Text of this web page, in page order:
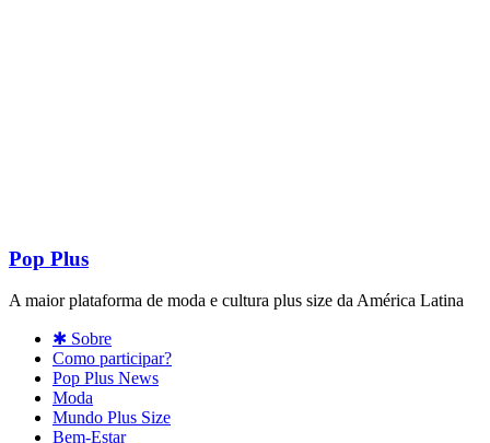
Pop Plus
A maior plataforma de moda e cultura plus size da América Latina
✱ Sobre
Como participar?
Pop Plus News
Moda
Mundo Plus Size
Bem-Estar